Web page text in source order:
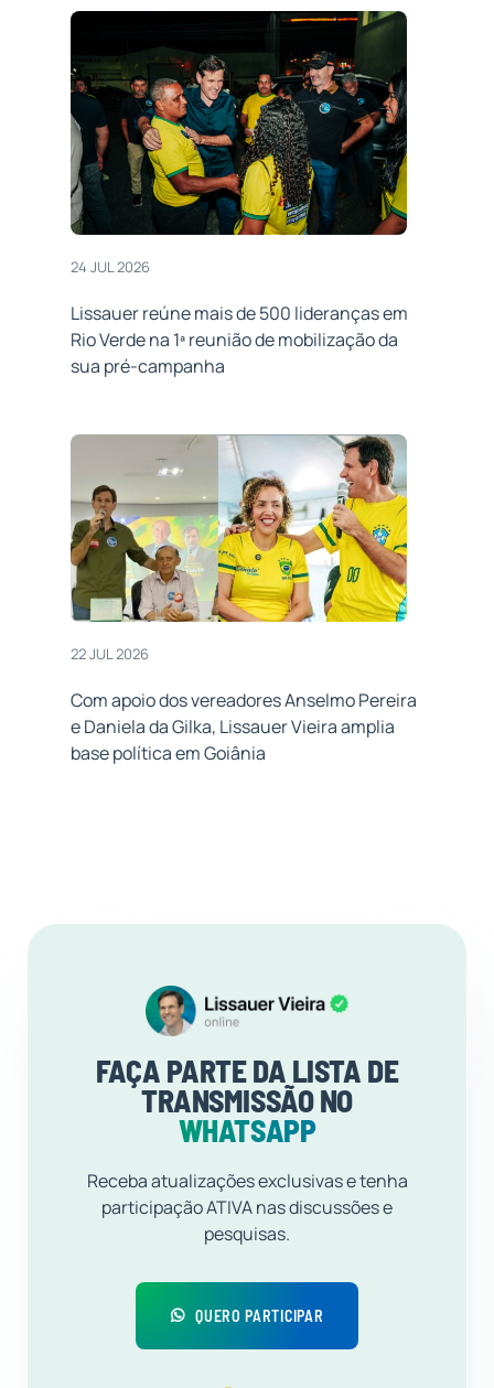
24 JUL 2026
Lissauer reúne mais de 500 lideranças em
Rio Verde na 1ª reunião de mobilização da
sua pré-campanha
22 JUL 2026
Com apoio dos vereadores Anselmo Pereira
e Daniela da Gilka, Lissauer Vieira amplia
base política em Goiânia
FAÇA PARTE DA LISTA DE
TRANSMISSÃO NO
WHATSAPP
Receba atualizações exclusivas e tenha
participação ATIVA nas discussões e
pesquisas.
QUERO PARTICIPAR